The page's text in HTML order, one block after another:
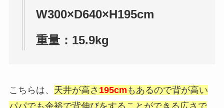
W300×D640×H195cm
重量：15.9kg
こちらは、 天井が高さ 195cm もあるので背が高い
パパでも余裕で背伸びをすることができる広さで